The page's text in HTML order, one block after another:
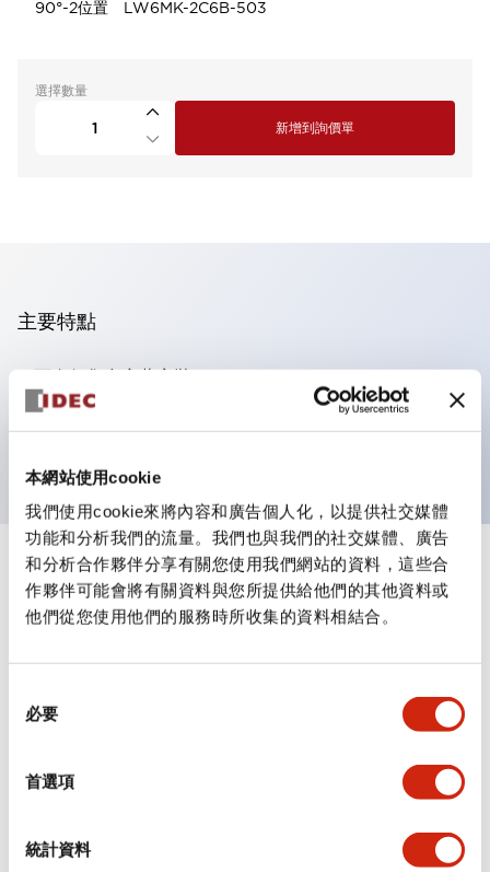
本網站使用cookie
我們使用cookie來將內容和廣告個人化，以提供社交媒體
功能和分析我們的流量。我們也與我們的社交媒體、廣告
和分析合作夥伴分享有關您使用我們網站的資料，這些合
作夥伴可能會將有關資料與您所提供給他們的其他資料或
他們從您使用他們的服務時所收集的資料相結合。
必要
首選項
統計資料
90°-2位置 LW6MK-2C6B-503
選擇數量
新增到詢價單
主要特點
可進行集合密著安裝
附鎖選擇開關採用高安全性的彈子鎖結構
規格 顯示全部
審美規範
安裝和安裝規範